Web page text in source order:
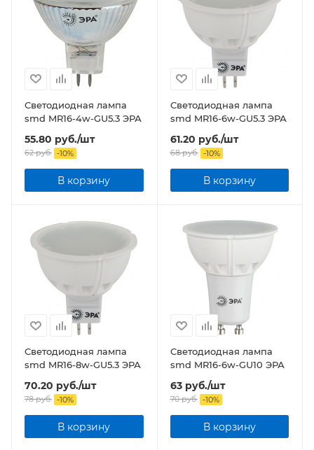
Светодиодная лампа
smd MR16-4w-GU5.3 ЭРА
55.80 руб./шт
62руб. -10%
В корзину
Светодиодная лампа
smd MR16-6w-GU5.3 ЭРА
61.20 руб./шт
68руб. -10%
В корзину
Светодиодная лампа
smd MR16-8w-GU5.3 ЭРА
70.20 руб./шт
78руб. -10%
В корзину
Светодиодная лампа
smd MR16-6w-GU10 ЭРА
63руб./шт
70руб. -10%
В корзину